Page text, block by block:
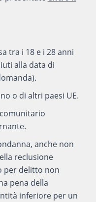
tra i 18 e i 28 anni
alla data di
o di altri paesi UE.
anche non
reclusione
per delitto non
pena della
inferiore per un